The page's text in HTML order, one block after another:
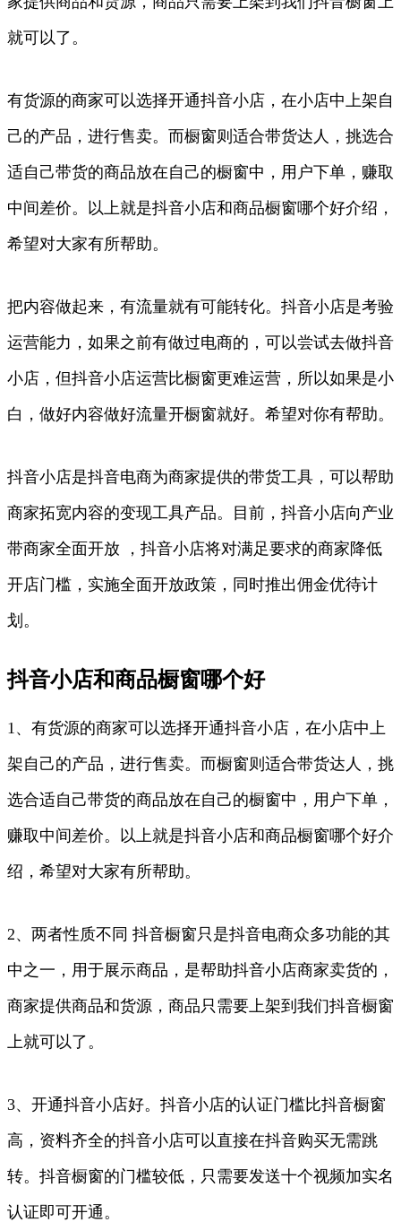
就可以了。
有货源的商家可以选择开通抖音小店，在小店中上架自
己的产品，进行售卖。而橱窗则适合带货达人，挑选合
适自己带货的商品放在自己的橱窗中，用户下单，赚取
中间差价。以上就是抖音小店和商品橱窗哪个好介绍，
希望对大家有所帮助。
把内容做起来，有流量就有可能转化。抖音小店是考验
运营能力，如果之前有做过电商的，可以尝试去做抖音
小店，但抖音小店运营比橱窗更难运营，所以如果是小
白，做好内容做好流量开橱窗就好。希望对你有帮助。
抖音小店是抖音电商为商家提供的带货工具，可以帮助
商家拓宽内容的变现工具产品。目前，抖音小店向产业
带商家全面开放 ，抖音小店将对满足要求的商家降低
开店门槛，实施全面开放政策，同时推出佣金优待计
划。
抖音小店和商品橱窗哪个好
1、有货源的商家可以选择开通抖音小店，在小店中上
架自己的产品，进行售卖。而橱窗则适合带货达人，挑
选合适自己带货的商品放在自己的橱窗中，用户下单，
赚取中间差价。以上就是抖音小店和商品橱窗哪个好介
绍，希望对大家有所帮助。
2、两者性质不同 抖音橱窗只是抖音电商众多功能的其
中之一，用于展示商品，是帮助抖音小店商家卖货的，
商家提供商品和货源，商品只需要上架到我们抖音橱窗
上就可以了。
3、开通抖音小店好。抖音小店的认证门槛比抖音橱窗
高，资料齐全的抖音小店可以直接在抖音购买无需跳
转。抖音橱窗的门槛较低，只需要发送十个视频加实名
认证即可开通。